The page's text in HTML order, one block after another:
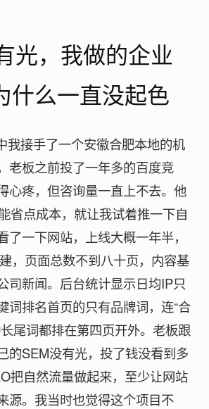
光，我做的企业
什么一直没起色
我接手了一个安徽合肥本地的机
老板之前投了一年多的百度竞
心疼，但咨询量一直上不去。他
省点成本，就让我试着推一下自
了一下网站，上线大概一年半，
，页面总数不到八十页，内容基
司新闻。后台统计显示日均IP只
词排名首页的只有品牌词，连“合
尾词都排在第四页开外。老板跟
的SEM没有光，投了钱没看到多
把自然流量做起来，至少让网站
源。我当时也觉得这个项目不